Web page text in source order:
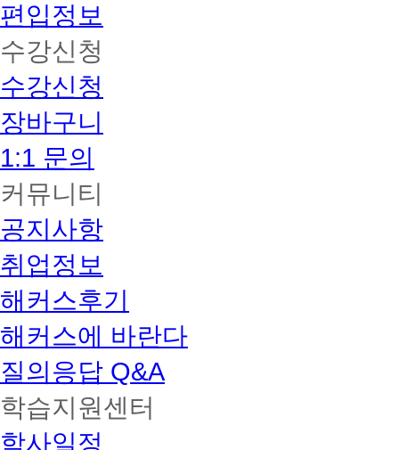
편입정보
수강신청
수강신청
장바구니
1:1 문의
커뮤니티
공지사항
취업정보
해커스후기
해커스에 바란다
질의응답 Q&A
학습지원센터
학사일정